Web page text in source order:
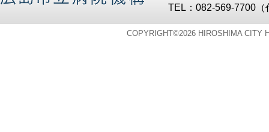
TEL：082-569-7700
COPYRIGHT©2026 HIROSHIMA CITY